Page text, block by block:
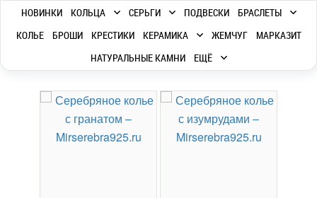
НОВИНКИ КОЛЬЦА СЕРЬГИ ПОДВЕСКИ
БРАСЛЕТЫ
КОЛЬЕ
БРОШИ КРЕСТИКИ КЕРАМИКА ЖЕМЧУГ
МАРКАЗИТ
НАТУРАЛЬНЫЕ КАМНИ
ЕЩЁ